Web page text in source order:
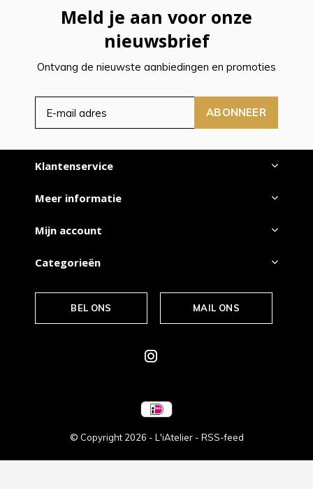
Meld je aan voor onze
nieuwsbrief
Ontvang de nieuwste aanbiedingen en promoties
ABONNEER
Klantenservice
Meer informatie
Mijn account
Categorieën
BEL ONS MAIL ONS
© Copyright 2026 - L'iAtelier - RSS-feed